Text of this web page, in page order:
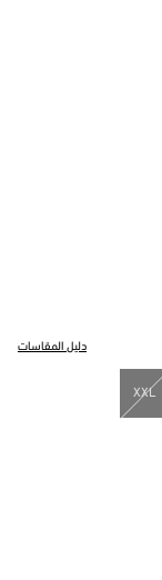
دليل المقاسات
XXL